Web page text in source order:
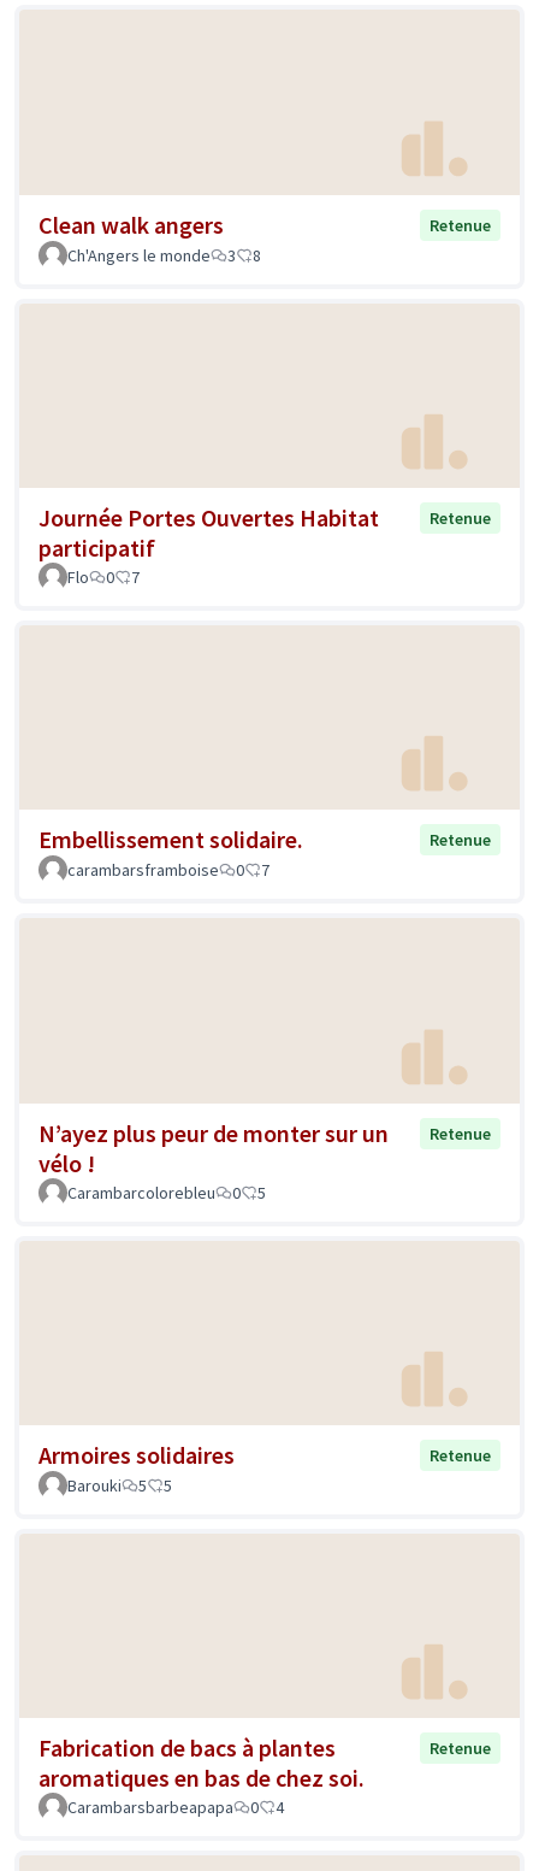
Clean walk angers
Retenue
Ch'Angers le monde
3 8
Journée Portes Ouvertes Habitat
participatif
Retenue
Flo 0 7
Embellissement solidaire.
Retenue
carambarsframboise
0 7
N’ayez plus peur de monter sur un
vélo !
Retenue
Carambarcolorebleu 0 5
Armoires solidaires
Retenue
Barouki
5 5
Fabrication de bacs à plantes
aromatiques en bas de chez soi.
Retenue
Carambarsbarbeapapa 0 4